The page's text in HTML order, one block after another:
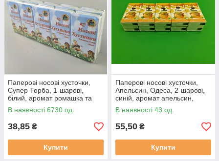
Паперові носові хусточки,
Супер Торба, 1-шарові,
білий, аромат ромашка та
мед, 210мм*240мм, 10 пач в
упаковці
В наявності 6730 од.
38,85 ₴
Купити
Паперові носові хусточки,
Апельсин, Одеса, 2-шарові,
синій, аромат апельсин,
200мм*190мм +-5%, 10 пач в
упаковці
В наявності 43 од.
55,50 ₴
Купити